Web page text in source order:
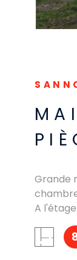
Grande
A
Jardin
pompe